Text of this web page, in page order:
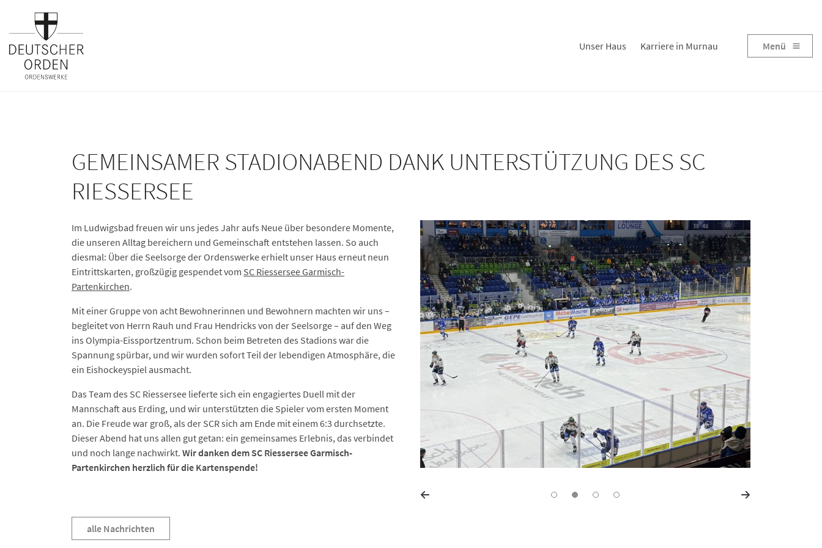
Unser Haus Karriere in Murnau Menü
GEMEINSAMER STADIONABEND DANK UNTERSTÜTZUNG DES SC
RIESSERSEE
Im Ludwigsbad freuen wir uns jedes Jahr aufs Neue über besondere Momente,
die unseren Alltag bereichern und Gemeinschaft entstehen lassen. So auch
diesmal: Über die Seelsorge der Ordenswerke erhielt unser Haus erneut neun
Eintrittskarten, großzügig gespendet vom SC Riessersee Garmisch-
Partenkirchen.
Mit einer Gruppe von acht Bewohnerinnen und Bewohnern machten wir uns –
begleitet von Herrn Rauh und Frau Hendricks von der Seelsorge – auf den Weg
ins Olympia-Eissportzentrum. Schon beim Betreten des Stadions war die
Spannung spürbar, und wir wurden sofort Teil der lebendigen Atmosphäre, die
ein Eishockeyspiel ausmacht.
Das Team des SC Riessersee lieferte sich ein engagiertes Duell mit der
Mannschaft aus Erding, und wir unterstützten die Spieler vom ersten Moment
an. Die Freude war groß, als der SCR sich am Ende mit einem 6:3 durchsetzte.
Dieser Abend hat uns allen gut getan: ein gemeinsames Erlebnis, das verbindet
und noch lange nachwirkt. Wir danken dem SC Riessersee Garmisch-
Partenkirchen herzlich für die Kartenspende!
alle Nachrichten